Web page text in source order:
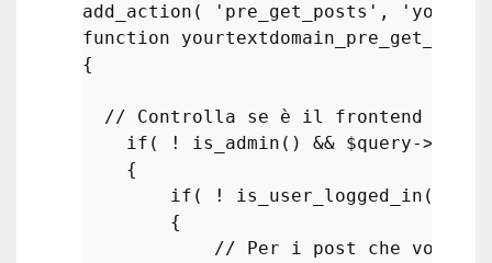
add_action ( 'pre_get_posts' ,
function
{
// Controlla se è il frontend e la
if ( ! is_admin () && $query->
    {
if ( ! is_user_logged_in () )
        {
// Per i post che